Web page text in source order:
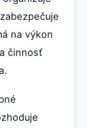
na výkon
činnosť